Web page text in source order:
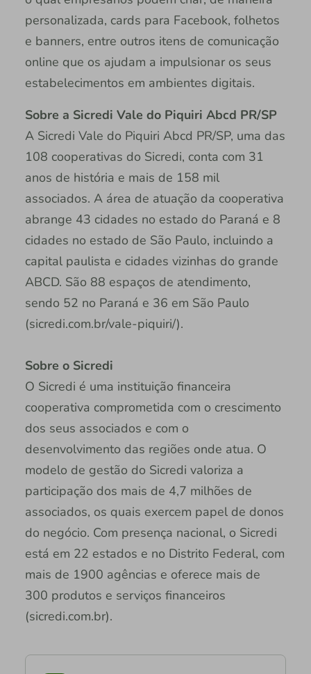
personalizada, cards para Facebook, folhetos
e banners, entre outros itens de comunicação
online que os ajudam a impulsionar os seus
estabelecimentos em ambientes digitais.
Sobre a Sicredi Vale do Piquiri Abcd PR/SP
A Sicredi Vale do Piquiri Abcd PR/SP, uma das
108 cooperativas do Sicredi, conta com 31
anos de história e mais de 158 mil
associados. A área de atuação da cooperativa
abrange 43 cidades no estado do Paraná e 8
cidades no estado de São Paulo, incluindo a
capital paulista e cidades vizinhas do grande
ABCD. São 88 espaços de atendimento,
sendo 52 no Paraná e 36 em São Paulo
(sicredi.com.br/vale-piquiri/).
Sobre o Sicredi
O Sicredi é uma instituição financeira
cooperativa comprometida com o crescimento
dos seus associados e com o
desenvolvimento das regiões onde atua. O
modelo de gestão do Sicredi valoriza a
participação dos mais de 4,7 milhões de
associados, os quais exercem papel de donos
do negócio. Com presença nacional, o Sicredi
está em 22 estados e no Distrito Federal, com
mais de 1900 agências e oferece mais de
300 produtos e serviços financeiros
(sicredi.com.br).